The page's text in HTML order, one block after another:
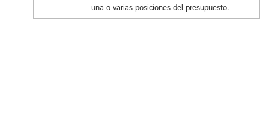
una o varias posiciones del presupuesto.